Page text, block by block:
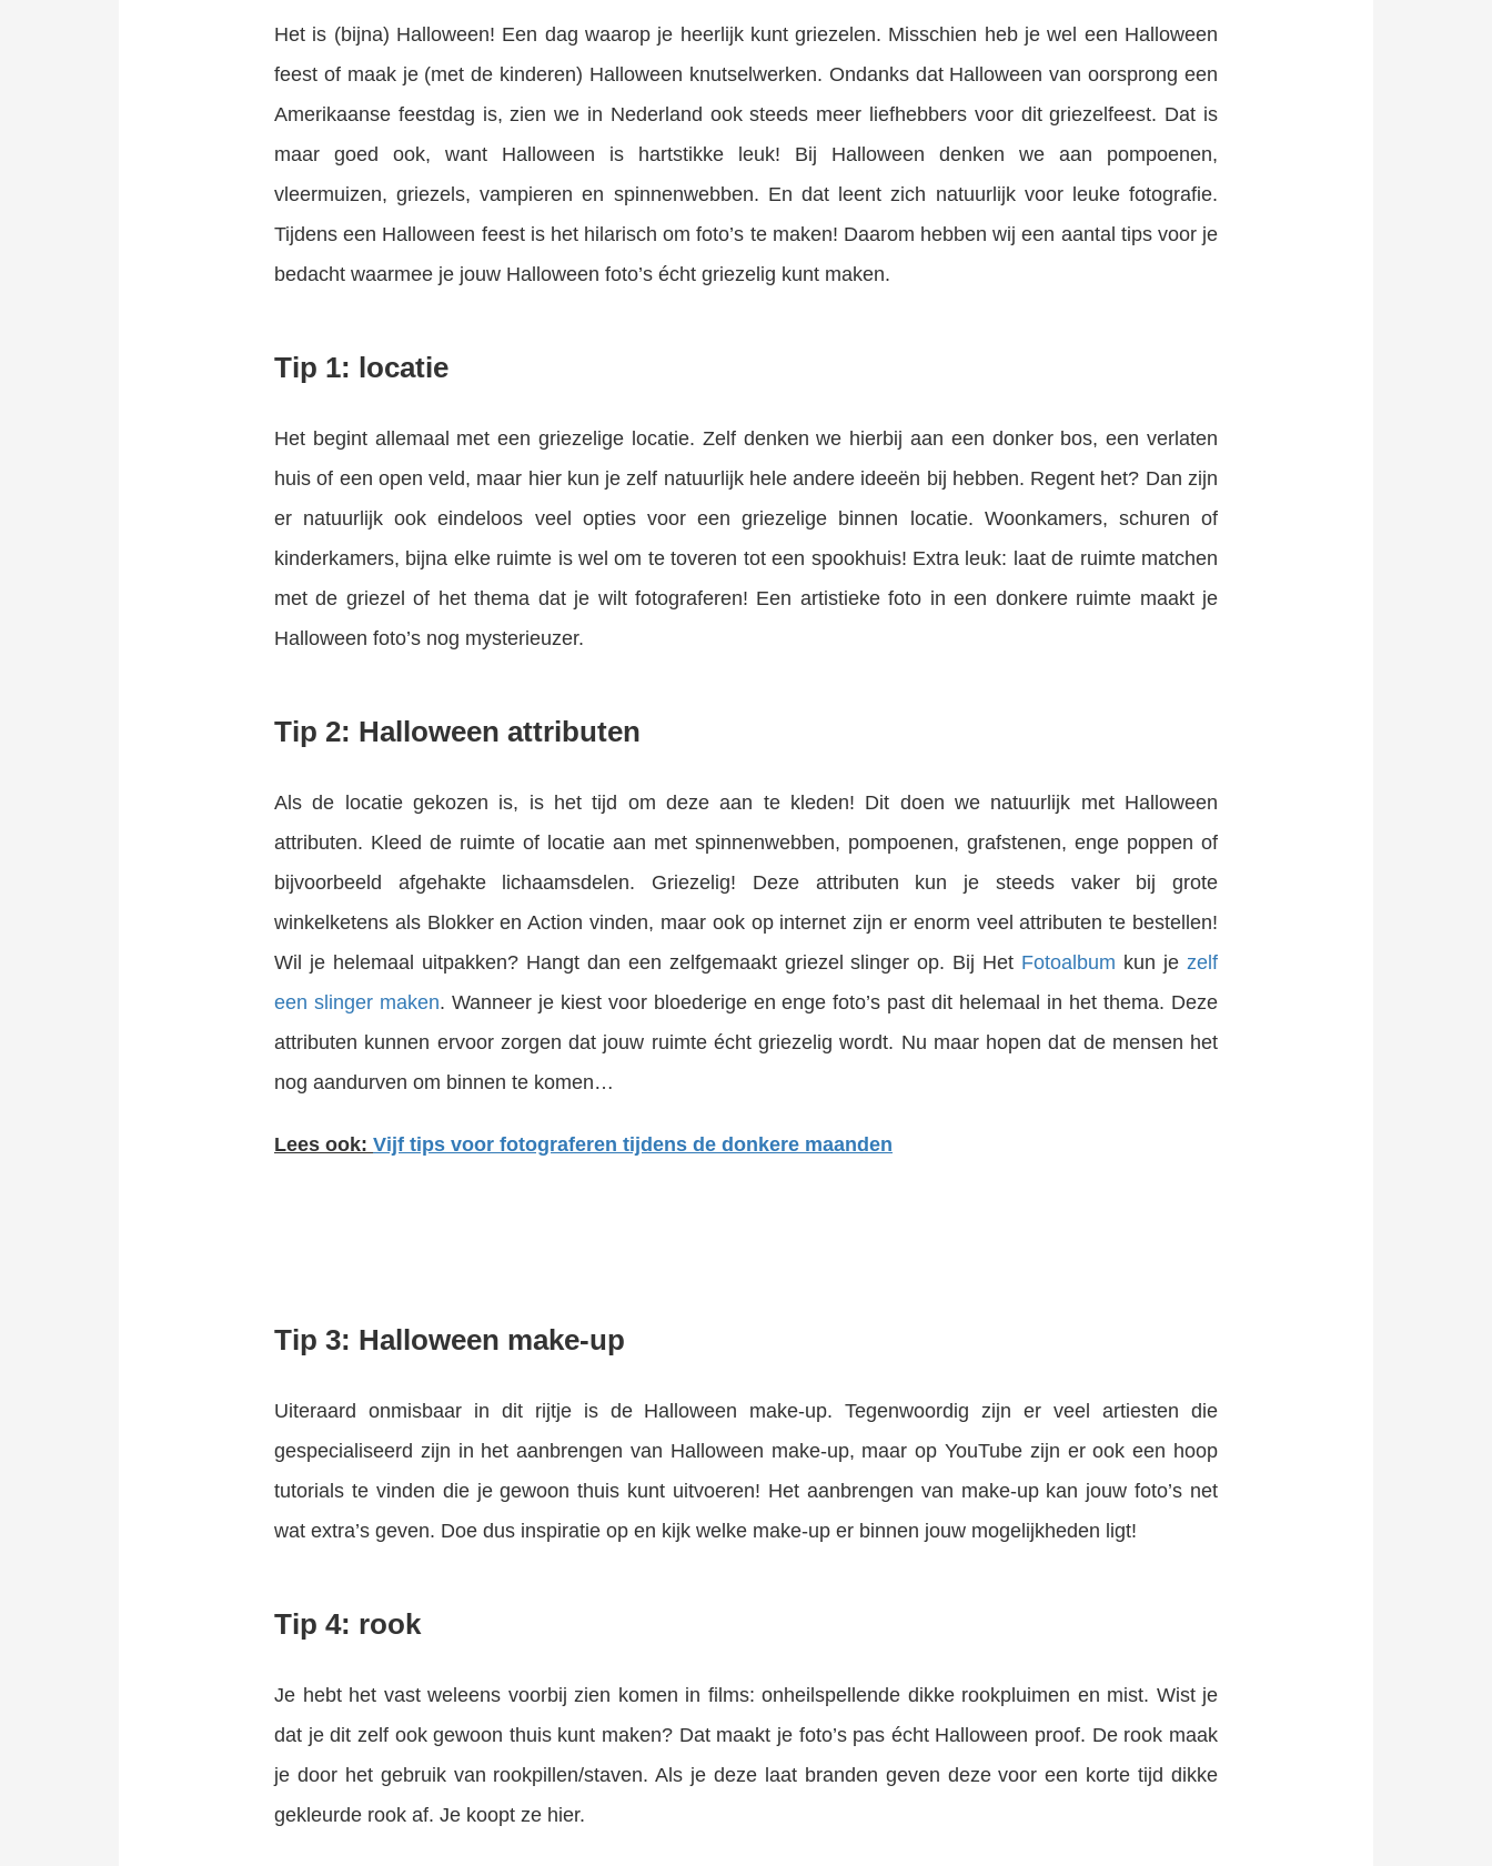
Het is (bijna) Halloween! Een dag waarop je heerlijk kunt griezelen. Misschien heb je wel een Halloween
feest of maak je (met de kinderen) Halloween knutselwerken. Ondanks dat Halloween van oorsprong een
Amerikaanse feestdag is, zien we in Nederland ook steeds meer liefhebbers voor dit griezelfeest. Dat is
maar goed ook, want Halloween is hartstikke leuk! Bij Halloween denken we aan pompoenen,
vleermuizen, griezels, vampieren en spinnenwebben. En dat leent zich natuurlijk voor leuke fotografie.
Tijdens een Halloween feest is het hilarisch om foto’s te maken! Daarom hebben wij een aantal tips voor je
bedacht waarmee je jouw Halloween foto’s écht griezelig kunt maken.
Tip 1: locatie
Het begint allemaal met een griezelige locatie. Zelf denken we hierbij aan een donker bos, een verlaten
huis of een open veld, maar hier kun je zelf natuurlijk hele andere ideeën bij hebben. Regent het? Dan zijn
er natuurlijk ook eindeloos veel opties voor een griezelige binnen locatie. Woonkamers, schuren of
kinderkamers, bijna elke ruimte is wel om te toveren tot een spookhuis! Extra leuk: laat de ruimte matchen
met de griezel of het thema dat je wilt fotograferen! Een artistieke foto in een donkere ruimte maakt je
Halloween foto’s nog mysterieuzer.
Tip 2: Halloween attributen
Als de locatie gekozen is, is het tijd om deze aan te kleden! Dit doen we natuurlijk met Halloween
attributen. Kleed de ruimte of locatie aan met spinnenwebben, pompoenen, grafstenen, enge poppen of
bijvoorbeeld afgehakte lichaamsdelen. Griezelig! Deze attributen kun je steeds vaker bij grote
winkelketens als Blokker en Action vinden, maar ook op internet zijn er enorm veel attributen te bestellen!
Wil je helemaal uitpakken? Hangt dan een zelfgemaakt griezel slinger op. Bij Het Fotoalbum kun je zelf
een slinger maken. Wanneer je kiest voor bloederige en enge foto’s past dit helemaal in het thema. Deze
attributen kunnen ervoor zorgen dat jouw ruimte écht griezelig wordt. Nu maar hopen dat de mensen het
nog aandurven om binnen te komen…
Lees ook: Vijf tips voor fotograferen tijdens de donkere maanden
Tip 3: Halloween make-up
Uiteraard onmisbaar in dit rijtje is de Halloween make-up. Tegenwoordig zijn er veel artiesten die
gespecialiseerd zijn in het aanbrengen van Halloween make-up, maar op YouTube zijn er ook een hoop
tutorials te vinden die je gewoon thuis kunt uitvoeren! Het aanbrengen van make-up kan jouw foto’s net
wat extra’s geven. Doe dus inspiratie op en kijk welke make-up er binnen jouw mogelijkheden ligt!
Tip 4: rook
Je hebt het vast weleens voorbij zien komen in films: onheilspellende dikke rookpluimen en mist. Wist je
dat je dit zelf ook gewoon thuis kunt maken? Dat maakt je foto’s pas écht Halloween proof. De rook maak
je door het gebruik van rookpillen/staven. Als je deze laat branden geven deze voor een korte tijd dikke
gekleurde rook af. Je koopt ze hier.